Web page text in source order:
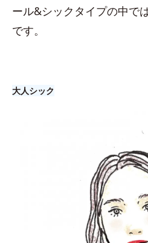
ール&シックタイプの中で
です。
大人シック